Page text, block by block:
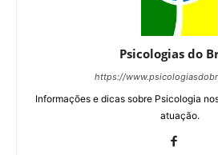
Psicologias do
https://
Informações e dicas sobre Psicologia
atuação.